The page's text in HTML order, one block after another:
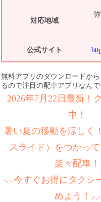
対応地域
公式サイト
無料アプリのダウンロードか
るので注目の配車アプリなんで
2026年7月22日最新！
中！
暑い夏の移動を涼しく
スライド）をつかっ
楽々配車！
⸜⸜今すぐお得にタクシ
めよう！⸝⸝